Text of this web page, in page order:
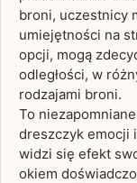
broni, uczestnicy
umiejętności na
opcji, mogą
odległości, w
rodzajami broni.
To
dreszczyk emocji
widzi się efekt
okiem